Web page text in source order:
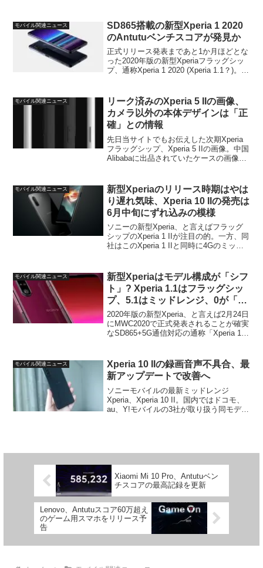
モバイル関連ニュース
SD865搭載の新型Xperia 1 2020
のAntutuベンチスコアが発見か
正式リリース発表まであと1か月ほどとな
った2020年版の新型Xperiaフラッグシッ
プ、通称Xperia 1 2020 (Xperia 1.1？)。
可能性が極...
モバイル関連ニュース
リーク済みのXperia 5 IIの画像、
カメラ以外の本体デザインは「正
確」との情報
先日当サイトでもお伝えした次期Xperia
フラッグシップ、Xperia 5 IIの画像。中国
Alibabaに出品されていたケースの画像の
があり、ネット上でもフェイクとの...
モバイル関連ニュース
新型Xperiaのリリース時期はやは
り遅れ気味、Xperia 10 IIの発売は
6月中旬にずれ込みの模様
ソニーの新型Xperia、と言えばフラッグ
シップのXperia 1 IIが注目の的。一方、同
社はこのXperia 1 IIと同時に4Gのミッド
明しています...
モバイル関連ニュース
新型Xperiaはモデル構成が「シフ
ト」? Xperia 1.1はフラッグシッ
プ、5.1はミッドレンジ、0が「プ
レミアム」に
2020年版の新型Xperia、と言えば2月24日
にMWC2020で正式発表されることが確実
なSD865+5G通信対応の通称「Xperia 1
することは確認され...
モバイル関連ニュース
Xperia 10 IIの録画音声不具合、最
新アップデートで改善へ
ソニーモバイルの最新ミッドレンジ
Xperia、Xperia 10 II。国内ではドコモ、
au、Y!モバイルの3社が取り扱う同モデル
Xiaomi Mi 10 Pro、Antutuベン
チスコアの最高記録を更新
Lenovo、Antutuスコア60万超え
のゲーム用スマホをリリース予
告